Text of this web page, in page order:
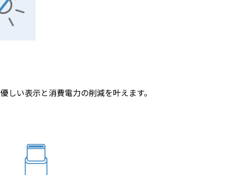
い表示と消費電力の削減を叶えます。